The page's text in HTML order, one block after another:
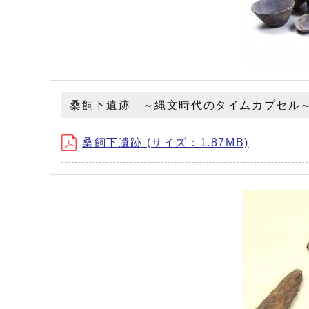
桑飼下遺跡 ～縄文時代のタイムカプセル
桑飼下遺跡 (サイズ：1.87MB)